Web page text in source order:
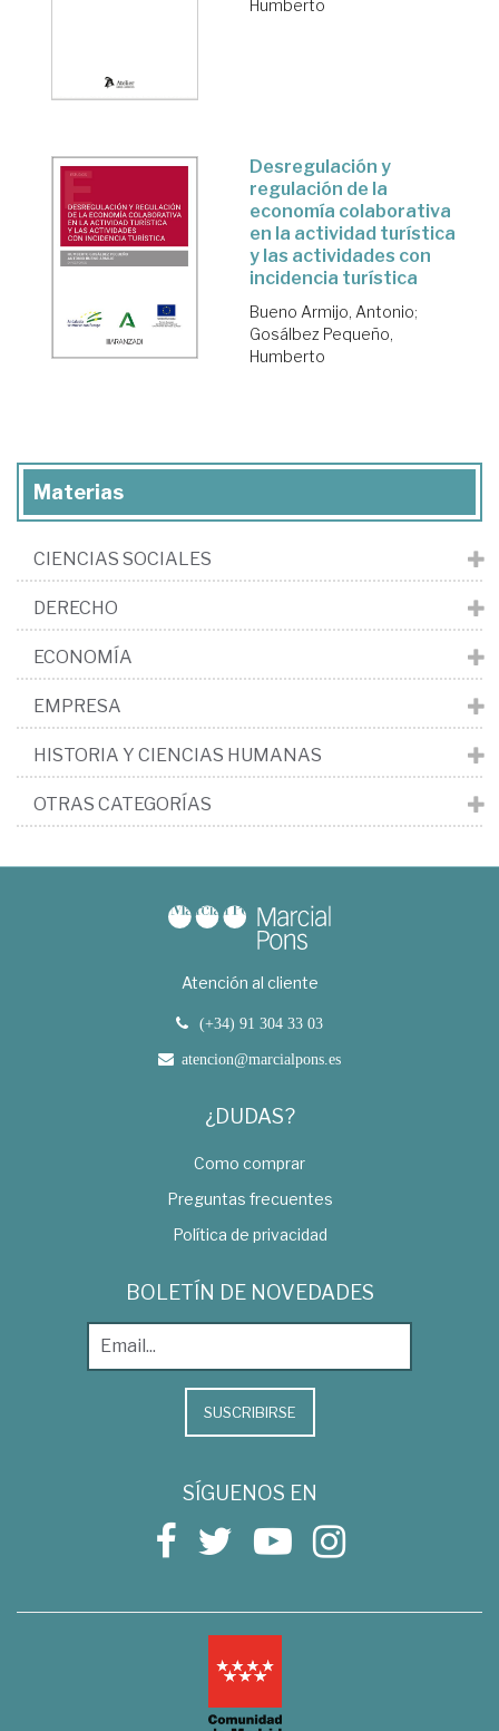
Humberto
Desregulación y
regulación de la
economía colaborativa
en la actividad turística
y las actividades con
incidencia turística
Bueno Armijo, Antonio;
Gosálbez Pequeño,
Humberto
Materias
CIENCIAS SOCIALES
DERECHO
ECONOMÍA
EMPRESA
HISTORIA Y CIENCIAS HUMANAS
OTRAS CATEGORÍAS
Atención al cliente
(+34) 91 304 33 03
atencion@marcialpons.es
¿DUDAS?
Como comprar
Preguntas frecuentes
Política de privacidad
BOLETÍN DE NOVEDADES
SUSCRIBIRSE
SÍGUENOS EN